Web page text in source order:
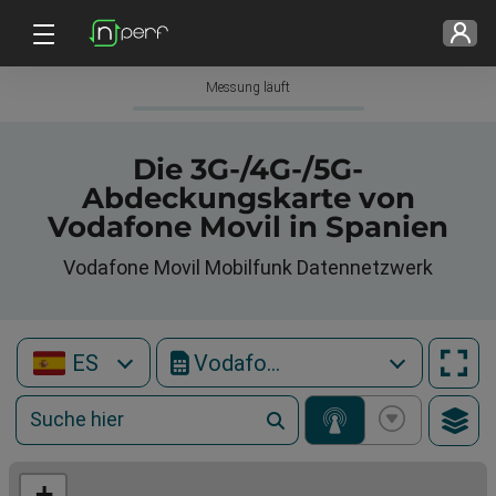
Messung läuft
Die 3G-/4G-/5G-
Abdeckungskarte von
Vodafone Movil in Spanien
Vodafone Movil Mobilfunk Datennetzwerk
ES Vodafone Movil